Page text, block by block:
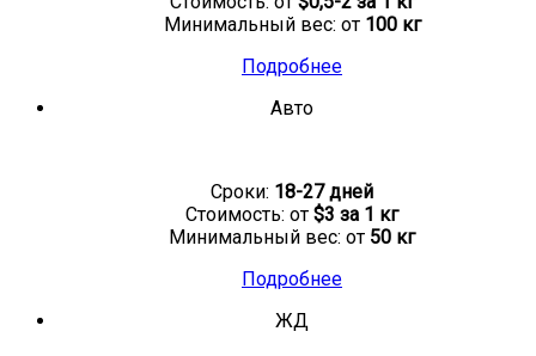
Минимальный вес: от 100 кг
Подробнее
Авто
Сроки: 18-27 дней
Стоимость: от $3 за 1 кг
Минимальный вес: от 50 кг
Подробнее
ЖД